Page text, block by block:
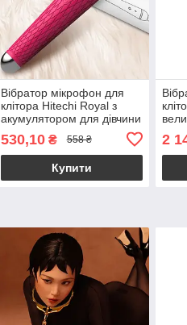
Вібратор мікрофон для
клітора Hitechi Royal з
акумулятором для дівчини
530,10₴ 558 ₴
Купити
2